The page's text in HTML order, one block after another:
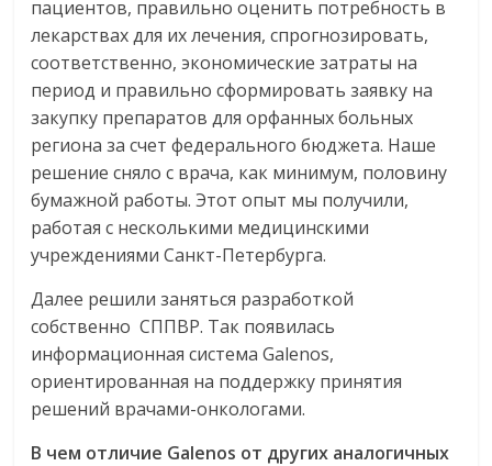
пациентов, правильно оценить потребность в
лекарствах для их лечения, спрогнозировать,
соответственно, экономические затраты на
период и правильно сформировать заявку на
закупку препаратов для орфанных больных
региона за счет федерального бюджета. Наше
решение сняло с врача, как минимум, половину
бумажной работы. Этот опыт мы получили,
работая с несколькими медицинскими
учреждениями Санкт-Петербурга.
Далее решили заняться разработкой
собственно СППВР. Так появилась
информационная система Galenos,
ориентированная на поддержку принятия
решений врачами-онкологами.
В чем отличие Galenos от других аналогичных